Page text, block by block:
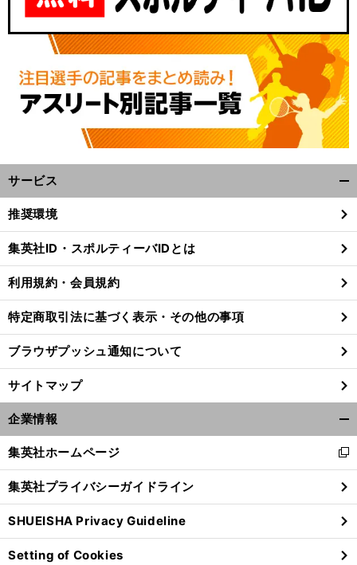
前
サービス
閉
る
推奨環境
集英社ID・スポルティーバIDとは
利用規約・会員規約
特定商取引法に基づく表示・その他の事項
ブラウザプッシュ通知について
サイトマップ
企業情報
閉
る
集英社ホームページ
新
し
い
ウ
ィ
ン
ド
集英社プライバシーガイドライン
SHUEISHA Privacy Guideline
Setting of Cookies